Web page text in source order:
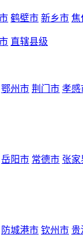
鹤壁市 新乡市 焦
直辖县级
鄂州市 荆门市 孝感
岳阳市 常德市 张家
防城港市 钦州市 贵